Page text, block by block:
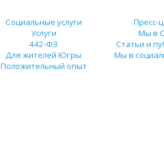
Социальные услуги
Услуги
442-ФЗ
Для жителей Югры
Положительный опыт
Пресс-
Мы в
Статьи и
Мы в